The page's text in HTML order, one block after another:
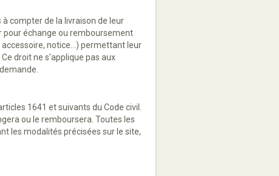
compter de la livraison de leur
pour échange ou remboursement
notice...) permettant leur
droit ne s'applique pas aux
1641 et suivants du Code civil.
ou le remboursera. Toutes les
les modalités précisées sur le site,